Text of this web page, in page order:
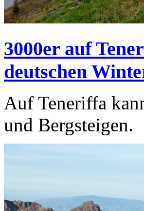
3000er auf
deutschen
Auf Teneriffa
und Bergsteigen.